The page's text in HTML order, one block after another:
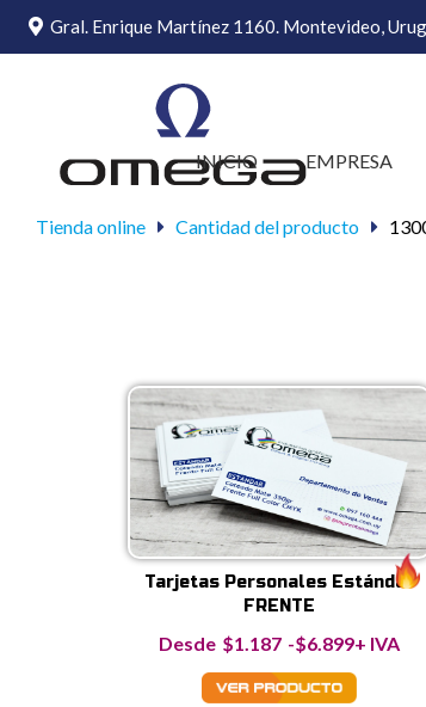
Gral. Enrique Martínez 1160. Montevideo,
INICIO
EMPRESA
Tienda online Cantidad del producto
Tarjetas Personales Estándar
FRENTE
$1.187 -$6.899Rango
de
precios:
+ IVA